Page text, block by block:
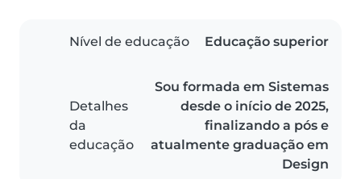
Nível de educação Educação superior
Detalhes
da
educação
Sou formada em Sistemas
desde o início de 2025,
finalizando a pós e
atualmente graduação em
Design